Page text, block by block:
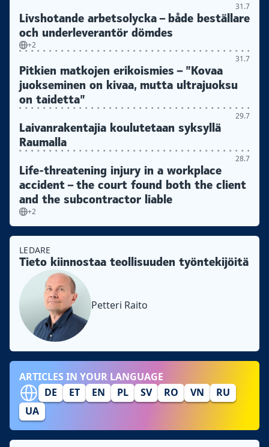
31.7
Livshotande arbetsolycka – både beställare
och underleverantör dömdes
+2
31.7
Pitkien matkojen erikoismies – ”Kovaa
juokseminen on kivaa, mutta ultrajuoksu
on taidetta”
29.7
Laivanrakentajia koulutetaan syksyllä
Raumalla
28.7
Life-threatening injury in a workplace
accident – the court found both the client
and the subcontractor liable
+2
LEDARE
Tieto kiinnostaa teollisuuden työntekijöitä
Petteri Raito
ARTICLES IN YOUR LANGUAGE
DE
ET EN PL SV RO VN
RU
UA